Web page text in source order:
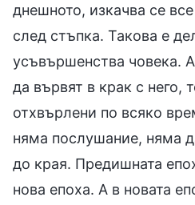
днешното, изкачва се
след стъпка. Такова е
усъвършенства човека.
да вървят в крак с него,
отхвърлени по всяко
няма послушание, няма
до края. Предишната
нова епоха. А в новата